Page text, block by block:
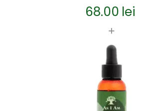
68.00 lei
+